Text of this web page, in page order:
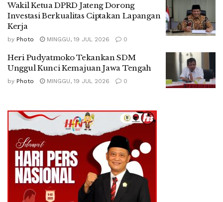
Wakil Ketua DPRD Jateng Dorong
Investasi Berkualitas Ciptakan Lapangan
Kerja
by Photo MINGGU, 19 JUL 2026 0
Heri Pudyatmoko Tekankan SDM
Unggul Kunci Kemajuan Jawa Tengah
by Photo MINGGU, 19 JUL 2026 0